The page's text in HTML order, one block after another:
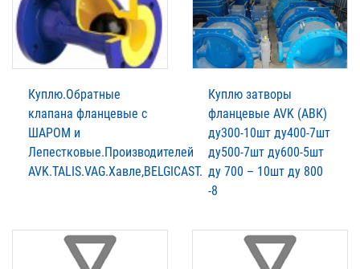
Куплю.Обратные
клапана фланцевые с
ШАРОМ и
Лепестковые.Производителей
AVK.TALIS.VAG.Xавле,BELGICAST.
Куплю затворы
фланцевые AVK (АВК)
ду300-10шт ду400-7шт
ду500-7шт ду600-5шт
ду 700 – 10шт ду 800
-8